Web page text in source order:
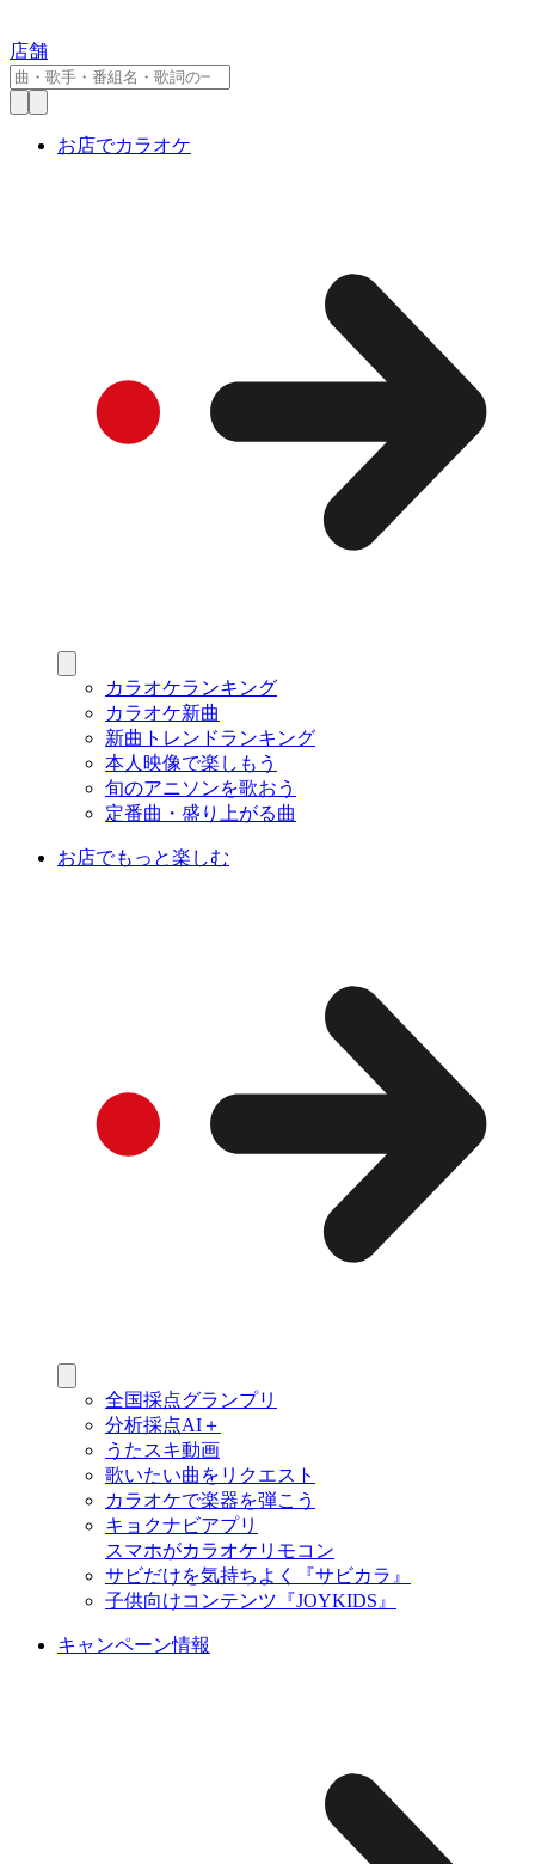
店舗
お店でカラオケ
カラオケランキング
カラオケ新曲
新曲トレンドランキング
本人映像で楽しもう
旬のアニソンを歌おう
定番曲・盛り上がる曲
お店でもっと楽しむ
全国採点グランプリ
分析採点AI＋
うたスキ動画
歌いたい曲をリクエスト
カラオケで楽器を弾こう
キョクナビアプリ
スマホがカラオケリモコン
サビだけを気持ちよく『サビカラ』
子供向けコンテンツ『JOYKIDS』
キャンペーン情報